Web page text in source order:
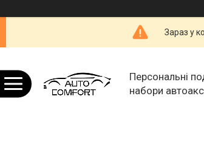
Зараз у
Персональні
набори